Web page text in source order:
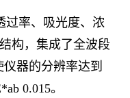
过率、吸光度、浓
构，集成了全波段
器的分辨率达到
0.015。